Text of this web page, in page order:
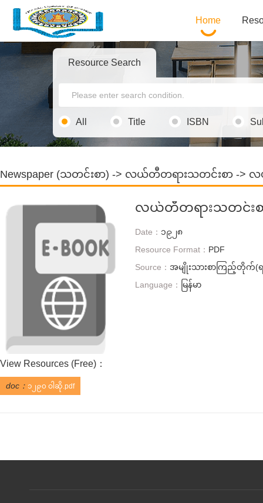
Home
Resource Search
All Title ISBN
Newspaper (သတင်းစာ) -> လယ်တီတရားသတင်းစာ ->
လယ်တီတရားသတင်းစ
Date： ၁၉၂၈
Resource Format： PDF
Source： အမျိုးသားစာကြည့်တိုက်(
Language： မြန်မာ
View Resources (Free)：
doc： ၁၂၉၀ ဝါဆို.pdf